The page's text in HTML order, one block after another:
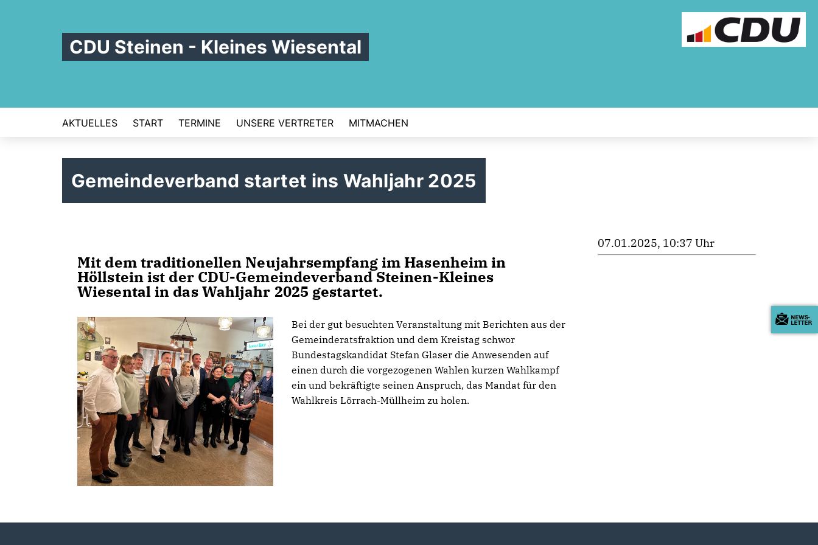
CDU Steinen - Kleines Wiesental
AKTUELLES START TERMINE UNSERE VERTRETER MITMACHEN
Gemeindeverband startet ins Wahljahr 2025
Mit dem traditionellen Neujahrsempfang im Hasenheim in
Höllstein ist der CDU-Gemeindeverband Steinen-Kleines
Wiesental in das Wahljahr 2025 gestartet.
Bei der gut besuchten Veranstaltung mit Berichten aus der
Gemeinderatsfraktion und dem Kreistag schwor
Bundestagskandidat Stefan Glaser die Anwesenden auf
einen durch die vorgezogenen Wahlen kurzen Wahlkampf
ein und bekräftigte seinen Anspruch, das Mandat für den
Wahlkreis Lörrach-Müllheim zu holen.
07.01.2025, 10:37 Uhr